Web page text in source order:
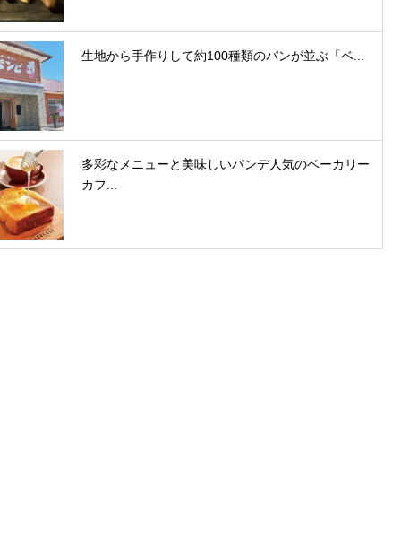
生地から⁡⁡手作りして約100種類のパンが並ぶ「ベ...
多彩なメニューと美味しいパンデ人気のベーカリー
カフ...